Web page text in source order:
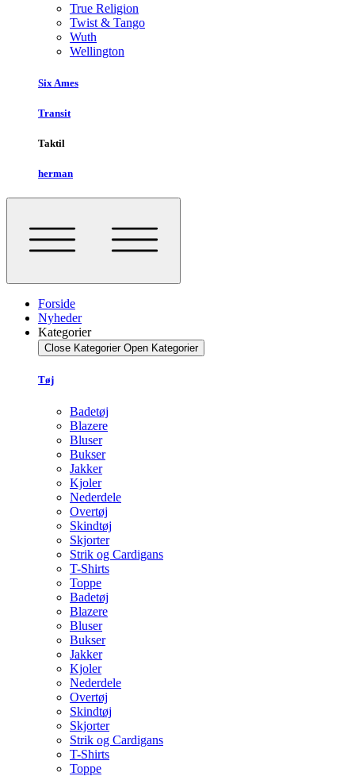
True Religion
Twist & Tango
Wuth
Wellington
Six Ames
Transit
Taktil
herman
Forside
Nyheder
Kategorier
Close Kategorier Open Kategorier
Tøj
Badetøj
Blazere
Bluser
Bukser
Jakker
Kjoler
Nederdele
Overtøj
Skindtøj
Skjorter
Strik og Cardigans
T-Shirts
Toppe
Badetøj
Blazere
Bluser
Bukser
Jakker
Kjoler
Nederdele
Overtøj
Skindtøj
Skjorter
Strik og Cardigans
T-Shirts
Toppe